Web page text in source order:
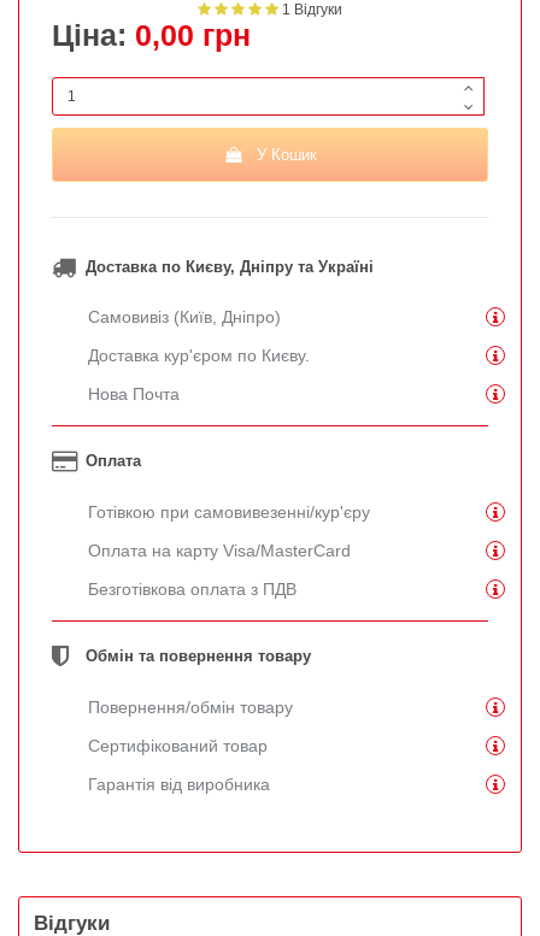
1 Відгуки
Ціна: 0,00 грн
У Кошик
Доставка по Києву, Дніпру та Україні
Самовивіз (Київ, Дніпро)
Доставка кур'єром по Києву.
Нова Почта
Оплата
Готівкою при самовивезенні/кур'єру
Оплата на карту Visa/MasterCard
Безготівкова оплата з ПДВ
Обмін та повернення товару
Повернення/обмін товару
Сертифікований товар
Гарантія від виробника
Відгуки